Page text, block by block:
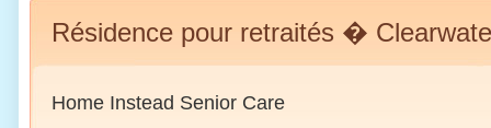
Résidence pour retraités �
Home Instead Senior Care